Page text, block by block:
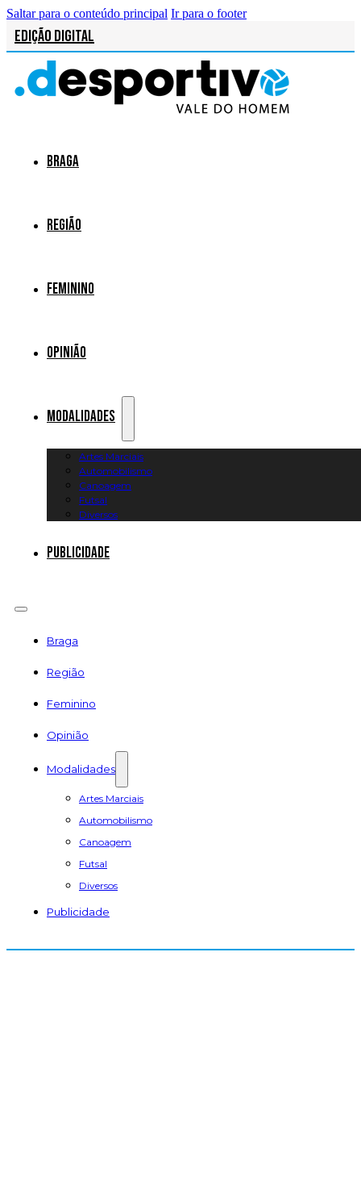
Saltar para o conteúdo principal Ir para o footer
Edição Digital
Braga
Região
Feminino
Opinião
Modalidades
Artes Marciais
Automobilismo
Canoagem
Futsal
Diversos
Publicidade
Braga
Região
Feminino
Opinião
Modalidades
Artes Marciais
Automobilismo
Canoagem
Futsal
Diversos
Publicidade